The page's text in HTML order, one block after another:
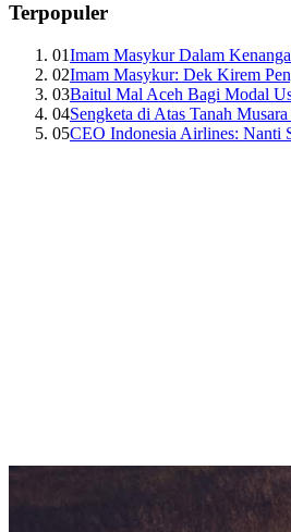
Terpopuler
01Imam Masykur Dalam
02Imam Masykur: Dek Kirem
03Baitul Mal Aceh Bagi Modal
04Sengketa di Atas Tanah
05CEO Indonesia Airlines: Nanti